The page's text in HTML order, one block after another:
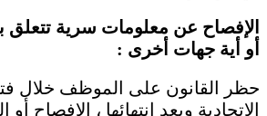
الإفصاح عن معلومات سرية تتعلق
أو أية جهات أخرى :
حظر القانون على الموظف خلال
الاتحادية وبعد انتهائها ، الإفصاح